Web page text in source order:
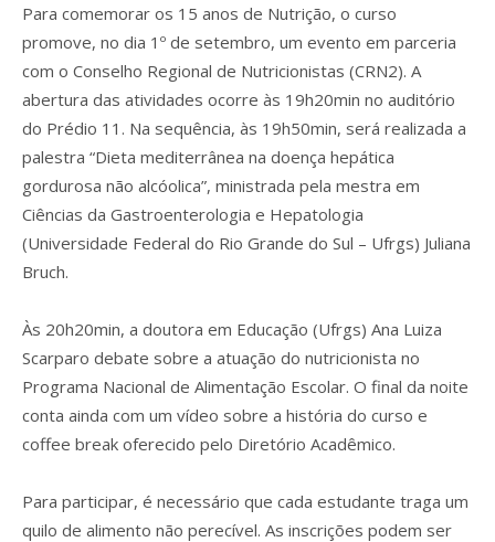
Para comemorar os 15 anos de Nutrição, o curso
promove, no dia 1º de setembro, um evento em parceria
com o Conselho Regional de Nutricionistas (CRN2). A
abertura das atividades ocorre às 19h20min no auditório
do Prédio 11. Na sequência, às 19h50min, será realizada a
palestra “Dieta mediterrânea na doença hepática
gordurosa não alcóolica”, ministrada pela mestra em
Ciências da Gastroenterologia e Hepatologia
(Universidade Federal do Rio Grande do Sul – Ufrgs) Juliana
Bruch.
Às 20h20min, a doutora em Educação (Ufrgs) Ana Luiza
Scarparo debate sobre a atuação do nutricionista no
Programa Nacional de Alimentação Escolar. O final da noite
conta ainda com um vídeo sobre a história do curso e
coffee break oferecido pelo Diretório Acadêmico.
Para participar, é necessário que cada estudante traga um
quilo de alimento não perecível. As inscrições podem ser